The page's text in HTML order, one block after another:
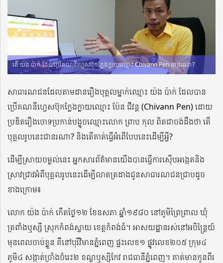
តើ យ៉ង ប៉ាក់ ដែលប្រើគណនីហ្វេសប៊ុកក្លែងក្លាយឈ្មោះ Chivann Pen ជានរណា?
សាធារណជនដែលតាមដានរឿងបុគ្គលម្នាក់ឈ្មោះ យ៉ង ប៉ាក់ ដែលបាន
ប្រើគណនីហ្វេសប៊ុកក្លែងក្លាយឈ្មោះ ប៉ែន ជីវន្ត (Chivann Pen) ដោយ
ប្រឌិតរឿងចោទប្រកាន់បង្ខូចឈ្មោះលោក ព្រាប កុល ពិតជាចង់ដឹងថា តើ
បុគ្គលរូបនេះជានរណា? និងតើគាត់ធ្វើអំពើបែបនេះដើម្បីអ្វី?
ដើម្បីស្រាយចម្ងល់នេះ អ្នកសារព័ត៌មានយើងបានធ្វើការស៊ើបអង្កេតនិង
ស្រាវជ្រាវអំពីបុគ្គលរូបនេះដើម្បីលាតត្រដាងជូនសាធារណជនជ្រាបដូច
ខាងក្រោម៖
លោក យ៉ង ប៉ាក់ កើតថ្ងៃ១២ ខែឧសភា ឆ្នាំ១៩៨០ នៅភូមិព្រៃព្រាល ឃុំ
ត្រពាំងឬស្សី ស្រុកកំពង់ស្វាយ ខេត្តកំពង់ធំ។ អាសយដ្ឋានរស់នៅអចិន្ត្រៃយ៍
មុនពេលចាប់ខ្លួន គឺនៅបុរីវិមានភ្នំពេញ ផ្ទះលេខ១ ផ្លូវលេខ២០៥ ក្រុម៤
ភូមិ៤ សង្កាត់ច្រាំងចំរេះ២ ខណ្ឌឬស្សិកែវ រាជធានីភ្នំពេញ។ គាត់មានកូនពីរ